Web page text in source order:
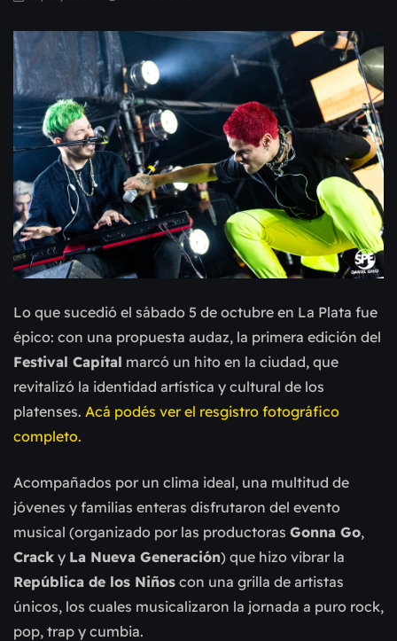
Lo que sucedió el sábado 5 de octubre en La Plata fue
épico: con una propuesta audaz, la primera edición del
Festival Capital marcó un hito en la ciudad, que
revitalizó la identidad artística y cultural de los
platenses. Acá podés ver el resgistro fotográfico
completo.
Acompañados por un clima ideal, una multitud de
jóvenes y familias enteras disfrutaron del evento
musical (organizado por las productoras Gonna Go,
Crack y La Nueva Generación) que hizo vibrar la
República de los Niños con una grilla de artistas
únicos, los cuales musicalizaron la jornada a puro rock,
pop, trap y cumbia.